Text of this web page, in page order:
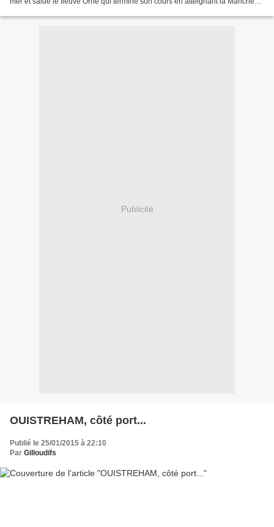
Publicité
OUISTREHAM, côté port...
Publié le 25/01/2015 à 22:10
Par Gilloudifs